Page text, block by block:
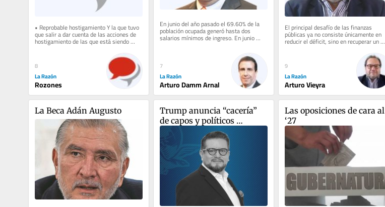
• Reprobable hostigamiento Y la que tuvo
que salir a dar cuenta de las acciones de
hostigamiento de las que está siendo
víctima en Baja California...
8
La Razón
Rozones
En junio del año pasado el 69.60% de la
población ocupada generó hasta dos
salarios mínimos de ingreso. En junio
pasado el 77.50%, 7.9 puntos...
7
La Razón
Arturo Damm Arnal
El principal desafío de las finanzas
públicas ya no consiste únicamente en
reducir el déficit, sino en recuperar un
equilibrio más sólido entre...
9
La Razón
Arturo Vieyra
La Beca Adán Augusto
Trump anuncia “cacería”
de capos y políticos
Las oposiciones de cara al
‘27